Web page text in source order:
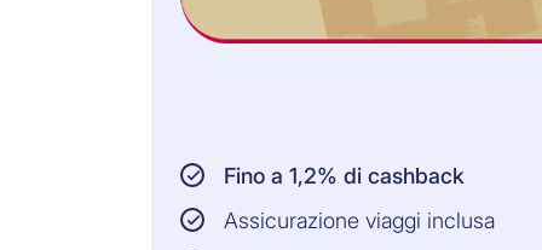
Fino a 1,2% di cashback
Assicurazione viaggi inclusa